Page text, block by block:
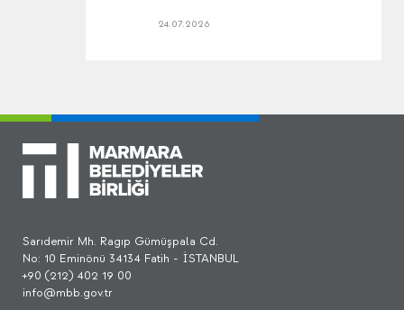
24.07.2026
Sarıdemir Mh. Ragıp Gümüşpala Cd.
No: 10 Eminönü 34134 Fatih - İSTANBUL
+90 (212) 402 19 00
info@mbb.gov.tr